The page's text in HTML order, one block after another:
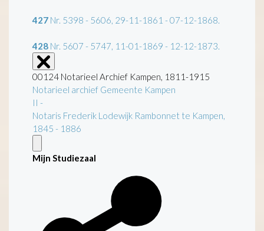
427 Nr. 5398 - 5606, 29-11-1861 - 07-12-1868.
428 Nr. 5607 - 5747, 11-01-1869 - 12-12-1873.
00124 Notarieel Archief Kampen, 1811-1915
Notarieel archief Gemeente Kampen
II -
Notaris Frederik Lodewijk Rambonnet te Kampen,
1845 - 1886
Mijn Studiezaal